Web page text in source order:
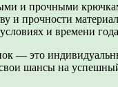
и прочными
и прочности
и времени
— это
шансы на